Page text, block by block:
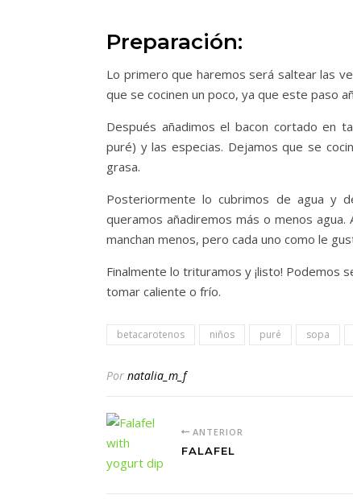
Preparación:
Lo primero que haremos será saltear las
que se cocinen un poco, ya que este paso
Después añadimos el bacon cortado en
puré) y las especias. Dejamos que se
grasa.
Posteriormente lo cubrimos de agua y
queramos añadiremos más o menos
manchan menos, pero cada uno como le
Finalmente lo trituramos y ¡listo! Podemos
tomar caliente o frío.
betacarotenos niños puré sopa
Por natalia_m_f
ANTERIOR
FALAFEL